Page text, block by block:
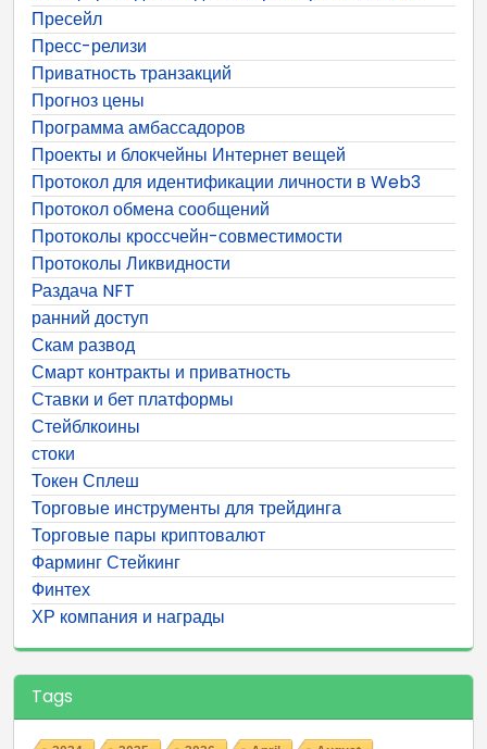
Пресейл
Пресс-релизи
Приватность транзакций
Прогноз цены
Программа амбассадоров
Проекты и блокчейны Интернет вещей
Протокол для идентификации личности в Web3
Протокол обмена сообщений
Протоколы кроссчейн-совместимости
Протоколы Ликвидности
Раздача NFT
ранний доступ
Скам развод
Смарт контракты и приватность
Ставки и бет платформы
Стейблкоины
стоки
Токен Сплеш
Торговые инструменты для трейдинга
Торговые пары криптовалют
Фарминг Стейкинг
Финтех
ХР компания и награды
Tags